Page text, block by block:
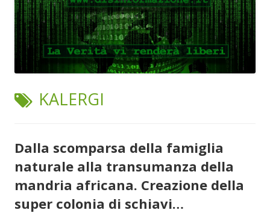
TAG:
KALERGI
Dalla scomparsa della famiglia
naturale alla transumanza della
mandria africana. Creazione della
super colonia di schiavi…